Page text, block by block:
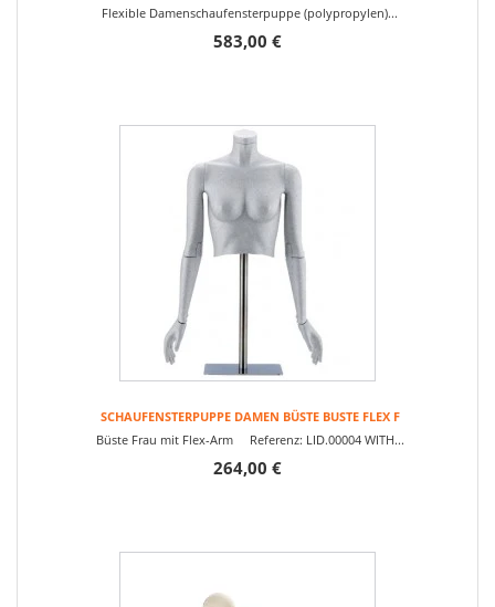
Flexible Damenschaufensterpuppe (polypropylen)...
583,00 €
SCHAUFENSTERPUPPE DAMEN BÜSTE BUSTE FLEX F
Büste Frau mit Flex-Arm Referenz: LID.00004 WITH...
264,00 €